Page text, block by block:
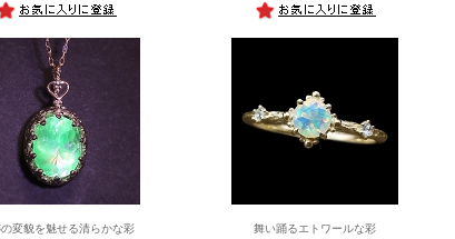
変貌を魅せる清らかな彩 舞い踊るエトワールな彩